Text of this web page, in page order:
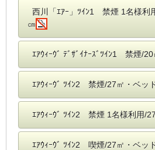
西川「ｴｱｰ」ﾂｲﾝ1 禁煙 1名様利
㎝
ｴｱｳｨｰｳﾞ ﾃﾞｻﾞｲﾅｰｽﾞﾂｲﾝ1 禁煙/
ｴｱｳｨｰｳﾞ ﾂｲﾝ2 禁煙/27㎡・ベッ
ｴｱｳｨｰｳﾞ ﾂｲﾝ2 禁煙 1名様利用/
ｴｱｳｨｰｳﾞ ﾂｲﾝ2 喫煙/27㎡・ベッ